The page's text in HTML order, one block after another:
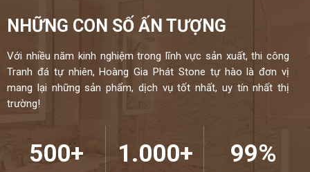
NHỮNG CON SỐ ẤN TƯỢNG
Với nhiều năm kinh nghiệm trong lĩnh vực sản xuất, thi công
Tranh đá tự nhiên, Hoàng Gia Phát Stone tự hào là đơn vị
mang lại những sản phẩm, dịch vụ tốt nhất, uy tín nhất thị
trường!
500+ 1.000+ 99%